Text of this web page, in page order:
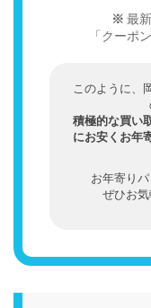
最
「クーポ
このように、
積極的な買い
にお安くお年
お年寄り
ぜひお